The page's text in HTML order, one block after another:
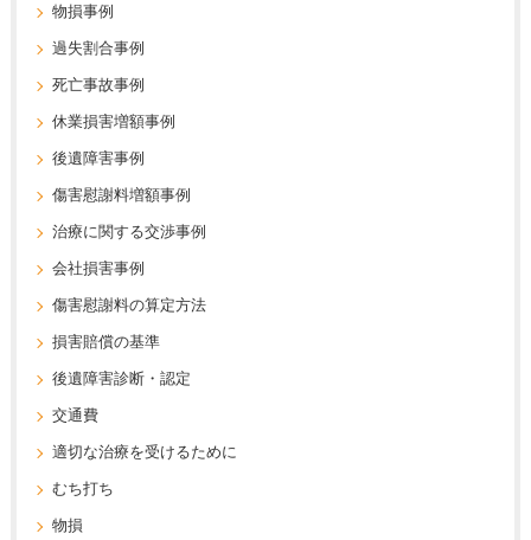
物損事例
過失割合事例
死亡事故事例
休業損害増額事例
後遺障害事例
傷害慰謝料増額事例
治療に関する交渉事例
会社損害事例
傷害慰謝料の算定方法
損害賠償の基準
後遺障害診断・認定
交通費
適切な治療を受けるために
むち打ち
物損